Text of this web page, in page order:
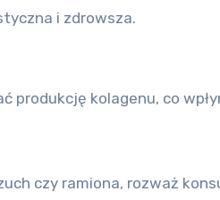
i zdrowsza.
produkcję kolagenu, co
czy ramiona, rozważ